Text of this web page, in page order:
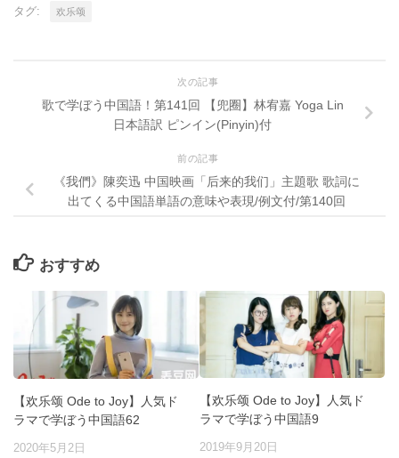
タグ: 欢乐颂
次の記事
歌で学ぼう中国語！第141回 【兜圈】林宥嘉 Yoga Lin
日本語訳 ピンイン(Pinyin)付
前の記事
《我們》陳奕迅 中国映画「后来的我们」主題歌 歌詞に
出てくる中国語単語の意味や表現/例文付/第140回
おすすめ
【欢乐颂 Ode to Joy】人気ド
ラマで学ぼう中国語62
2020年5月2日
【欢乐颂 Ode to Joy】人気ド
ラマで学ぼう中国語9
2019年9月20日